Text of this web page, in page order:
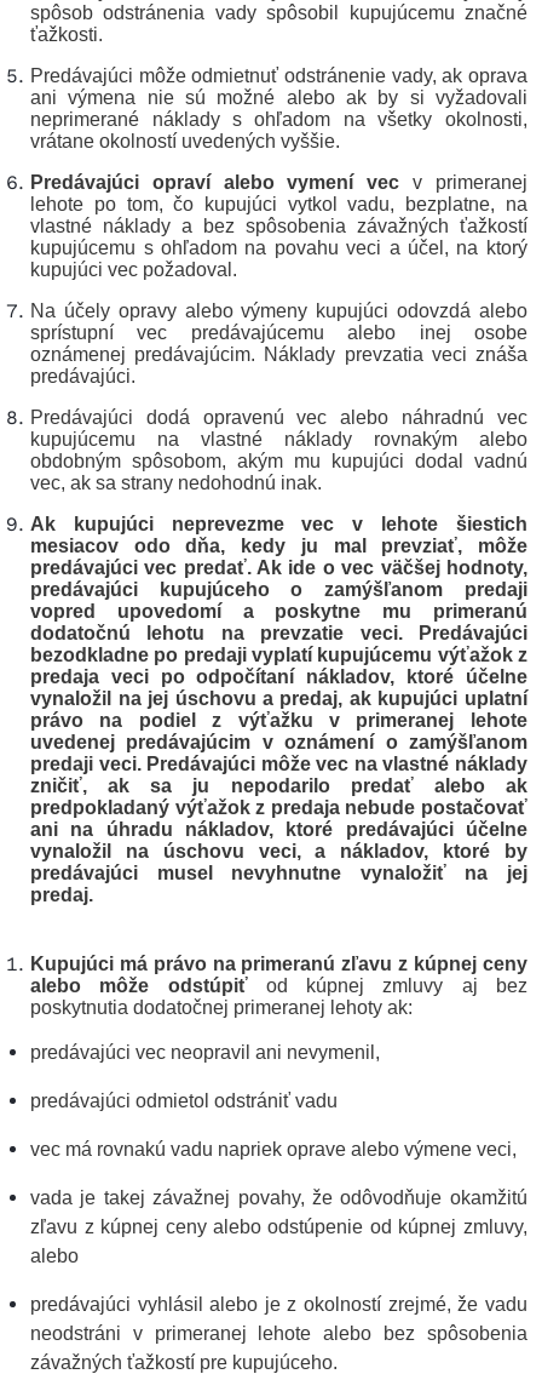
spôsob odstránenia vady spôsobil kupujúcemu značné
ťažkosti.
Predávajúci môže odmietnuť odstránenie vady, ak oprava
ani výmena nie sú možné alebo ak by si vyžadovali
neprimerané náklady s ohľadom na všetky okolnosti,
vrátane okolností uvedených vyššie.
Predávajúci opraví alebo vymení vecv primeranej
lehote po tom, čo kupujúci vytkol vadu, bezplatne, na
vlastné náklady a bez spôsobenia závažných ťažkostí
kupujúcemu s ohľadom na povahu veci a účel, na ktorý
kupujúci vec požadoval.
Na účely opravy alebo výmeny kupujúci odovzdá alebo
sprístupní vec predávajúcemu alebo inej osobe
oznámenej predávajúcim. Náklady prevzatia veci znáša
predávajúci.
Predávajúci dodá opravenú vec alebo náhradnú vec
kupujúcemu na vlastné náklady rovnakým alebo
obdobným spôsobom, akým mu kupujúci dodal vadnú
vec, ak sa strany nedohodnú inak.
Ak kupujúci neprevezme vec v lehote šiestich
mesiacov odo dňa, kedy ju mal prevziať, môže
predávajúci vec predať. Ak ide o vec väčšej hodnoty,
predávajúci kupujúceho o zamýšľanom predaji
vopred upovedomí a poskytne mu primeranú
dodatočnú lehotu na prevzatie veci. Predávajúci
bezodkladne po predaji vyplatí kupujúcemu výťažok z
predaja veci po odpočítaní nákladov, ktoré účelne
vynaložil na jej úschovu a predaj, ak kupujúci uplatní
právo na podiel z výťažku v primeranej lehote
uvedenej predávajúcim v oznámení o zamýšľanom
predaji veci. Predávajúci môže vec na vlastné náklady
zničiť, ak sa ju nepodarilo predať alebo ak
predpokladaný výťažok z predaja nebude postačovať
ani na úhradu nákladov, ktoré predávajúci účelne
vynaložil na úschovu veci, a nákladov, ktoré by
predávajúci musel nevyhnutne vynaložiť na jej
predaj.
Kupujúci má právo na primeranú zľavu z kúpnej ceny
alebo môže odstúpiťod kúpnej zmluvy aj bez
poskytnutia dodatočnej primeranej lehoty ak:
predávajúci vec neopravil ani nevymenil,
predávajúci odmietol odstrániť vadu
vec má rovnakú vadu napriek oprave alebo výmene veci,
vada je takej závažnej povahy, že odôvodňuje okamžitú
zľavu z kúpnej ceny alebo odstúpenie od kúpnej zmluvy,
alebo
predávajúci vyhlásil alebo je z okolností zrejmé, že vadu
neodstráni v primeranej lehote alebo bez spôsobenia
závažných ťažkostí pre kupujúceho.